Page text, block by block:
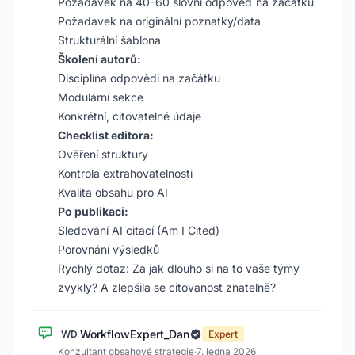
Požadavek na originální poznatky/data
Strukturální šablona
Školení autorů:
Disciplína odpovědi na začátku
Modulární sekce
Konkrétní, citovatelné údaje
Checklist editora:
Ověření struktury
Kontrola extrahovatelnosti
Kvalita obsahu pro AI
Po publikaci:
Sledování AI citací (Am I Cited)
Porovnání výsledků
Rychlý dotaz: Za jak dlouho si na to vaše týmy
zvykly? A zlepšila se citovanost znatelně?
WD WorkflowExpert_Dan
Expert
Konzultant obsahové strategie·7. ledna 2026